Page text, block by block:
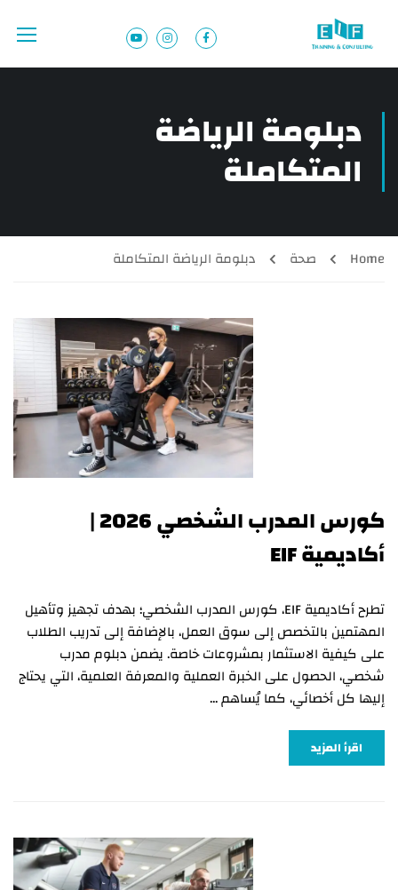
دبلومة الرياضة
المتكاملة
Home صحة دبلومة الرياضة المتكاملة
كورس المدرب الشخصي 2026 |
أكاديمية EIF
تطرح أكاديمية EIF، كورس المدرب الشخصي؛ بهدف تجهيز وتأهيل
المهتمين بالتخصص إلى سوق العمل، بالإضافة إلى تدريب الطلاب
على كيفية الاستثمار بمشروعات خاصة. يضمن دبلوم مدرب
شخصي، الحصول على الخبرة العملية والمعرفة العلمية، التي يحتاج
إليها كل أخصائي، كما يُساهم …
اقرأ المزيد